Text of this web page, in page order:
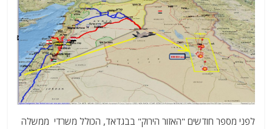
לפני מספר חודשים "האזור הירוק" בבגדאד, הכולל משרדי ממשלה